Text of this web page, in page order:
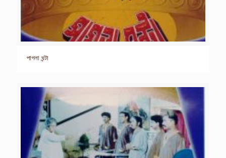
পাগলা ঘন্টা